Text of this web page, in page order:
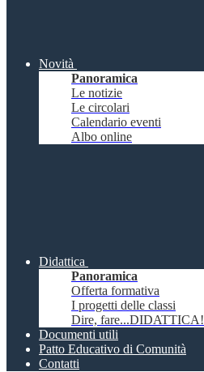
Novità
Panoramica
Le notizie
Le circolari
Calendario eventi
Albo online
Didattica
Panoramica
Offerta formativa
I progetti delle classi
Dire, fare...DIDATTICA!
Documenti utili
Patto Educativo di Comunità
Contatti